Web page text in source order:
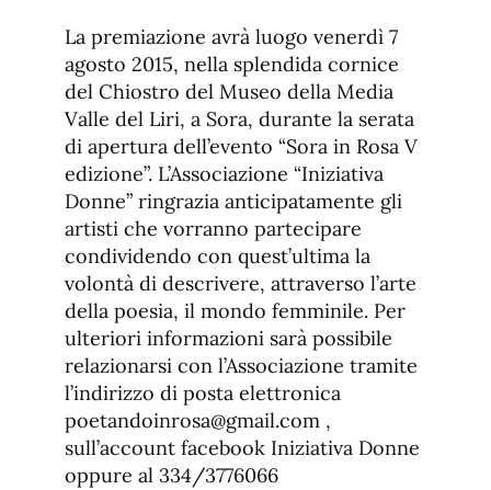
La premiazione avrà luogo venerdì 7
agosto 2015, nella splendida cornice
del Chiostro del Museo della Media
Valle del Liri, a Sora, durante la serata
di apertura dell’evento “Sora in Rosa V
edizione”. L’Associazione “Iniziativa
Donne” ringrazia anticipatamente gli
artisti che vorranno partecipare
condividendo con quest’ultima la
volontà di descrivere, attraverso l’arte
della poesia, il mondo femminile. Per
ulteriori informazioni sarà possibile
relazionarsi con l’Associazione tramite
l’indirizzo di posta elettronica
poetandoinrosa@gmail.com ,
sull’account facebook Iniziativa Donne
oppure al 334/3776066